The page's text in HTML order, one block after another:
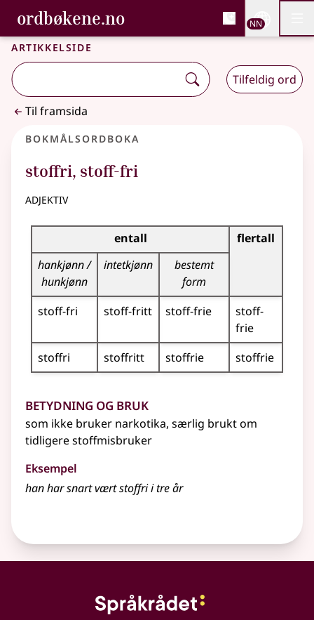
Gå til hovudinnhald
Tilgjenge
ordbøkene.no, Bokmålsordboka og
Bokmålsordboka og Nynorskordboka
NN
Artikkelside
Tilfeldig ord
Til framsida
Bokmålsordboka
stoffri, stoff-fri
adjektiv
Bøyingstabell for dette adjektivet
entall
flertall
hankjønn /
hunkjønn
intetkjønn
bestemt
form
stoff-fri
stoff-fritt stoff-frie
stoff-
frie
stoffri
stoffritt stoffrie stoffrie
Betydning og bruk
som ikke bruker narkotika, særlig brukt om
tidligere stoffmisbruker
Eksempel
han har snart vært stoffri i tre år